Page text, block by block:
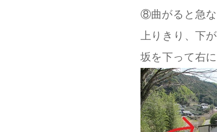
⑧曲がると急
上りきり、下
坂を下って右